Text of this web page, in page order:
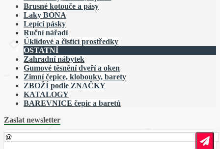
Brusné kotouče a pásy
Laky BONA
Lepící pásky
Ruční nářadí
Úklidové a čistící prostředky
OSTATNÍ
Zahradní nábytek
Gumové těsnění dveří a oken
Zimní čepice, klobouky, barety
ZBOŽÍ podle ZNAČKY
KATALOGY
BAREVNICE čepic a baretů
Zaslat newsletter